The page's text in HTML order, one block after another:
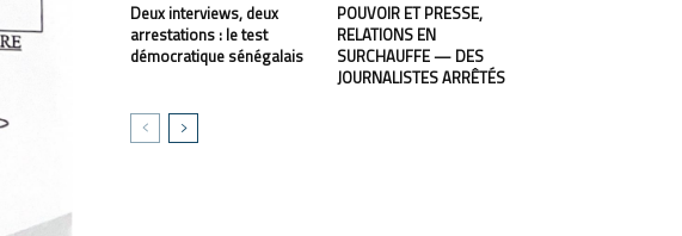
Deux interviews, deux
arrestations : le test
démocratique sénégalais
POUVOIR ET PRESSE,
RELATIONS EN
SURCHAUFFE — DES
JOURNALISTES ARRÊTÉS